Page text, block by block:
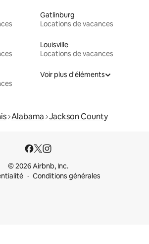
Gatlinburg
Locations de vacances
Louisville
Locations de vacances
Voir plus d'éléments
Alabama Jackson County
© 2026 Airbnb, Inc.
Conditions générales